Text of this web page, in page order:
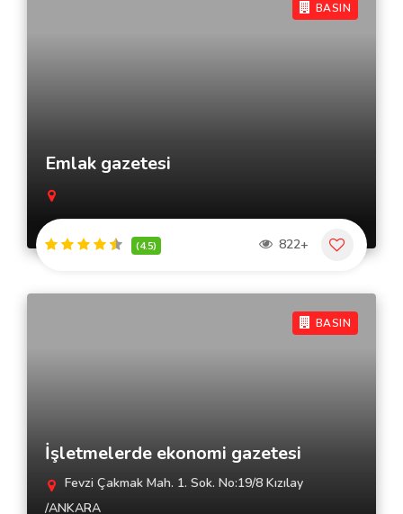
BASIN
Emlak gazetesi
(4.5) 822+
BASIN
İşletmelerde ekonomi gazetesi
Fevzi Çakmak Mah. 1. Sok. No:19/8 Kızılay
/ANKARA